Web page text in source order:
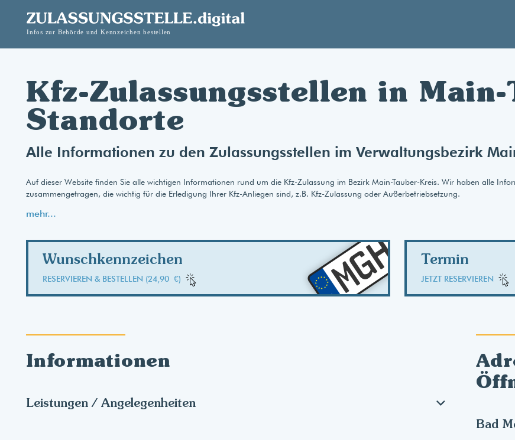
Kfz-Zulassungsstellen in
Standorte
Alle Informationen zu den Zulassungsstellen im Verwaltungsbezirk
Auf dieser Website finden Sie alle wichtigen Informationen rund um die Kfz-Zulassung im Bezirk Main-Tauber-Kreis. Wir haben alle
zusammengetragen, die wichtig für die Erledigung Ihrer Kfz-Anliegen sind, z.B. Kfz-Zulassung oder Außerbetriebsetzung.
mehr...
Wunschkennzeichen
RESERVIEREN & BESTELLEN (24,90 €) MGHABTermin
JETZT RESERVIEREN
Informationen
Leistungen / Angelegenheiten
Bad